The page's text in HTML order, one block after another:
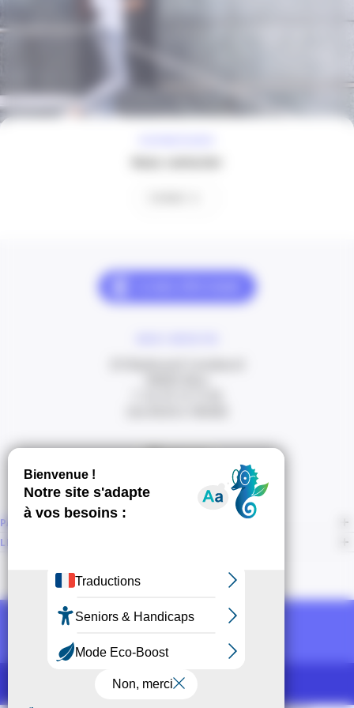
PAGES
LIENS CONNEXES
Recevoir la newsletter CCI
CCI Espace Presse